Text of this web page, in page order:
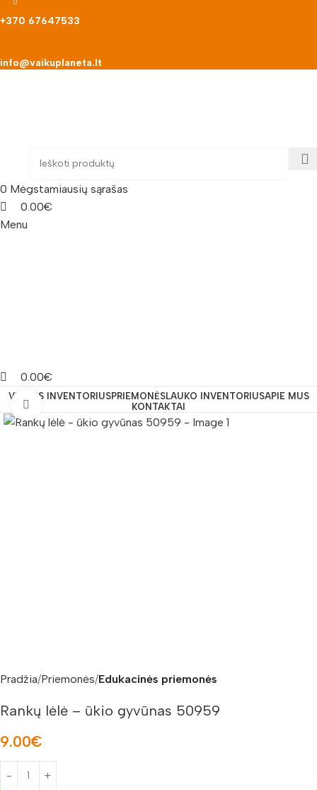
+370 67647533
info@vaikuplaneta.lt
0 Mėgstamiausių sąrašas
0
0.00€
Menu
0
0.00€
VIDAUS INVENTORIUSPRIEMONĖSLAUKO INVENTORIUSAPIE MUS
KONTAKTAI
Padidinti nuotrauką
Pradžia Priemonės Edukacinės priemonės
Rankų lėlė – ūkio gyvūnas 50959
9.00€